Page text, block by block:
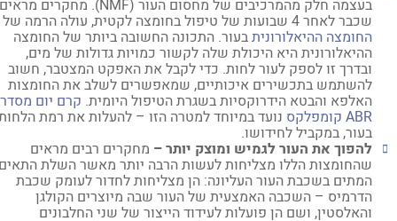
בעצמה חלק מהמרכיבים של מחסום העור (NMF). מחקרים מראים
שכבר לאחר 4 שבועות של טיפול בחומצה לקטית, עולה הרמה של
החומצה ההיאלורוניתבעור. התכונה החשובה ביותר של החומצה
ההיאלורונית היא היכולת שלה לקשור כמויות גדולות של מים,
ובדרך זו לספק לעור לחות. כדי לקבל את האפקט המצטבר, חשוב
להשתמש בתכשירים איכותיים, שמאפשרים לשלב את החומצות
האלפא והבטא הידרוקסיות בשגרת הטיפול היומית.קרם יום מסדרת
ABR קומפלקס נועד במיוחד למטרה הזו – להעלות את רמת הלחות
בעור, במקביל לחידושו.
להפוך את העור לגמיש ומוצק יותר –מחקרים רבים מראים
שהחומצות הללו מצליחות לעשות הרבה יותר מאשר השלת התאים
המתים בשכבת העור העליונה: הן מצליחות לחדור לעומק שכבת
הדרמיס – השכבה האמצעית של העור שבה מיוצרים הקולגן
והאלסטין, ושם הן פועלות לעידוד הייצור של שני החלבונים